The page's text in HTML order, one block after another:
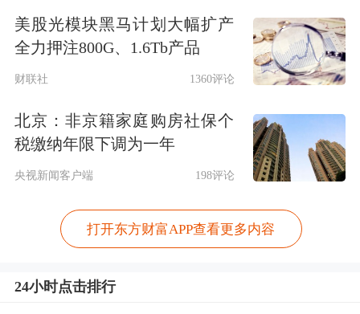
一份稳中有进、创新提质、凸显韧性的
高质量发展答卷”。
响应险资入市？正推动和落地长期股票
投资
险资入市成为焦点。早在今年1月22
日，中央金融办、中国证监会等就曾联
合印发《关于推动中长期资金入市工作
美股光模块黑马计划大幅扩产
全力押注800G、1.6Tb产品
财联社 1360评论
北京：非京籍家庭购房社保个
税缴纳年限下调为一年
央视新闻客户端 198评论
打开东方财富APP查看更多内容
24小时点击排行